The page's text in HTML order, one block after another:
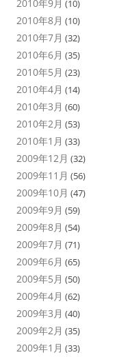
2010年9月 (10)
2010年8月 (10)
2010年7月 (32)
2010年6月 (35)
2010年5月 (23)
2010年4月 (14)
2010年3月 (60)
2010年2月 (53)
2010年1月 (33)
2009年12月 (32)
2009年11月 (56)
2009年10月 (47)
2009年9月 (59)
2009年8月 (54)
2009年7月 (71)
2009年6月 (65)
2009年5月 (50)
2009年4月 (62)
2009年3月 (40)
2009年2月 (35)
2009年1月 (33)